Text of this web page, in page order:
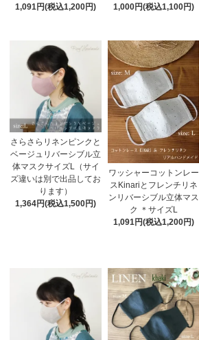
1,091円(税込1,200円)
1,000円(税込1,100円)
さらさらリネンピンクと
ベージュリバーシブル立
体マスクサイズL（サイ
ズ違いは別で出品してお
ります）
1,364円(税込1,500円)
ワッシャーコットンレー
スKinariとフレンチリネ
ンリバーシブル立体マス
ク ＊サイズL
1,091円(税込1,200円)